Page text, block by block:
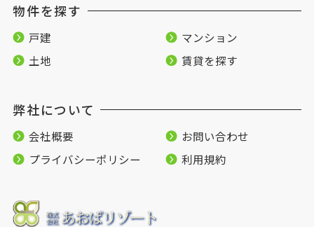
物件を探す
戸建
マンション
土地
賃貸を探す
弊社について
会社概要
お問い合わせ
プライバシーポリシー
利用規約